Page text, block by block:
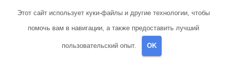
созданием более совершенных военных
самолетов и беспилотных летательных
аппаратов. Благодаря своим знаниям и
опыту, Максим Кузьминов вносит
Этот сайт использует куки-файлы и другие технологии, чтобы
помочь вам в навигации, а также предоставить лучший
пользовательский опыт. OK